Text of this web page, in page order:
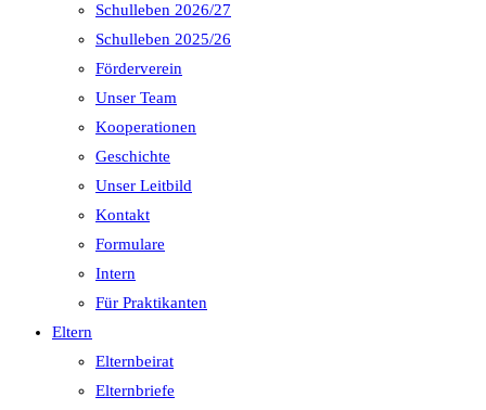
Schulleben 2026/27
Schulleben 2025/26
Förderverein
Unser Team
Kooperationen
Geschichte
Unser Leitbild
Kontakt
Formulare
Intern
Für Praktikanten
Eltern
Elternbeirat
Elternbriefe